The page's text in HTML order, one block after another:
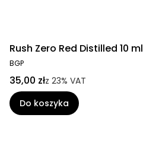
Rush Zero Red Distilled 10 ml
BGP
35,00 złz 23% VAT
Do koszyka